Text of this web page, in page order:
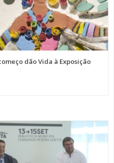
dão Vida à Exposição